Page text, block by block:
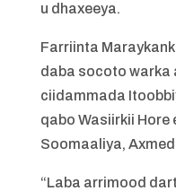
u dhaxeeya.
Farriinta
daba socoto warka
ciidammada
qabo Wasiirkii Hore
Soomaaliya,
“Laba arrimood